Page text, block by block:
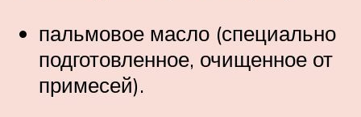
пальмовое масло (специально
подготовленное, очищенное от
примесей).